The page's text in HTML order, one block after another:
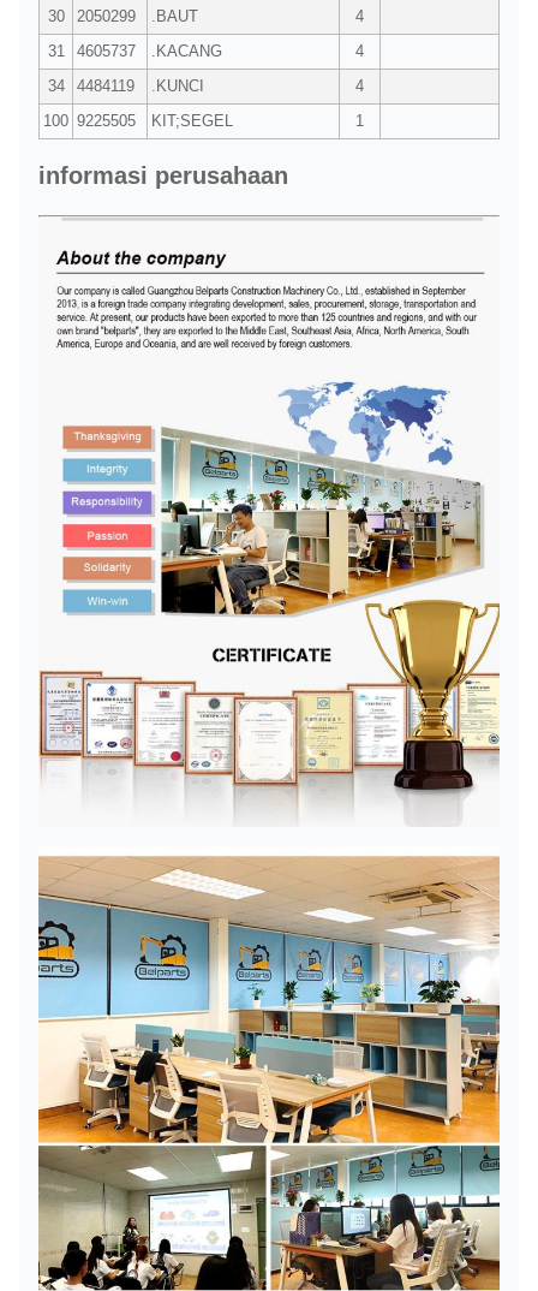
30 2050299 .BAUT
4
31
4605737 .KACANG
4
34
4484119 .KUNCI
4
100 9225505 KIT;SEGEL 1
informasi perusahaan